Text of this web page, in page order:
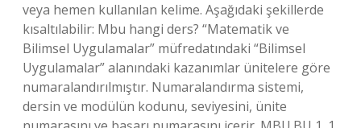
veya hemen kullanılan kelime. Aşağıdaki şekillerde
kısaltılabilir: Mbu hangi ders? “Matematik ve
Bilimsel Uygulamalar” müfredatındaki “Bilimsel
Uygulamalar” alanındaki kazanımlar ünitelere göre
numaralandırılmıştır. Numaralandırma sistemi,
dersin ve modülün kodunu, seviyesini, ünite